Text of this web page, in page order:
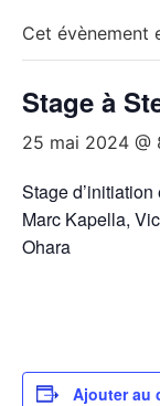
Cet évènement
Stage à
25 mai 2024 @
Stage
Marc Kapella,
Ohara
Ajouter au